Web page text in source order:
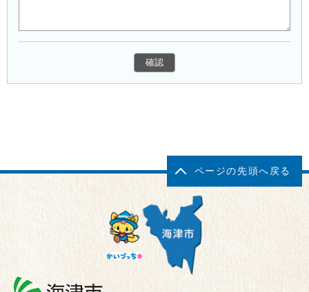
ページの先頭へ戻る